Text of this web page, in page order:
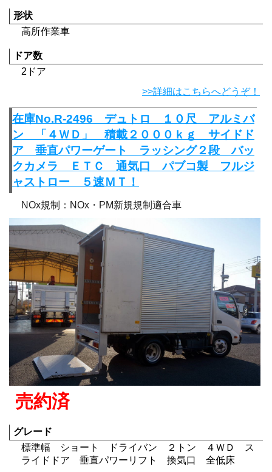
形状
高所作業車
ドア数
2ドア
>>詳細はこちらへどうぞ！
在庫No.R-2496 デュトロ １０尺 アルミバ
ン 「４ＷＤ」 積載２０００ｋｇ サイドド
ア 垂直パワーゲート ラッシング２段 バッ
クカメラ ＥＴＣ 通気口 パブコ製 フルジ
ャストロー ５速ＭＴ！
NOx規制：NOx・PM新規規制適合車
売約済
グレード
標準幅 ショート ドライバン ２トン ４ＷＤ ス
ライドドア 垂直パワーリフト 換気口 全低床